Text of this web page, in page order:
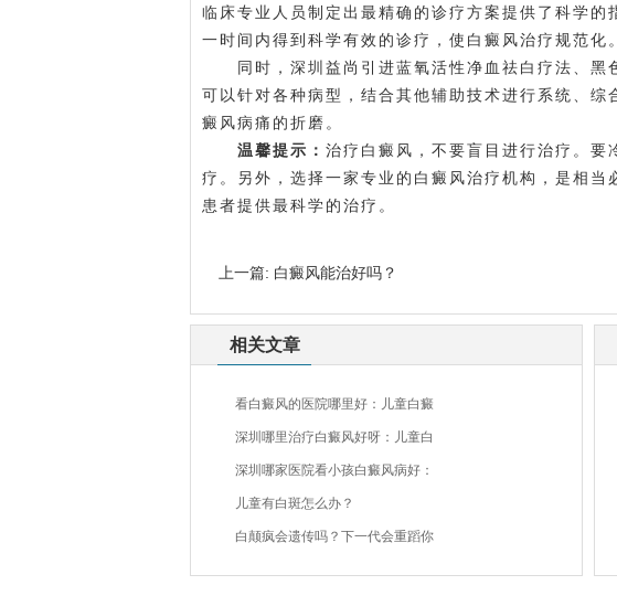
临床专业人员制定出最精确的诊疗方案提供了科学
一时间内得到科学有效的诊疗，使白癜风治疗规范化。
同时，深圳益尚引进蓝氧活性净血祛白疗法、黑
可以针对各种病型，结合其他辅助技术进行系统、综
癜风病痛的折磨。
温馨提示： 治疗白癜风，不要盲目进行治疗。要
疗。另外，选择一家专业的白癜风治疗机构，是相
患者提供最科学的治疗。
上一篇: 白癜风能治好吗？
相关文章
看白癜风的医院哪里好：儿童白癜
深圳哪里治疗白癜风好呀：儿童白
深圳哪家医院看小孩白癜风病好：
儿童有白斑怎么办？
白颠疯会遗传吗？下一代会重蹈你